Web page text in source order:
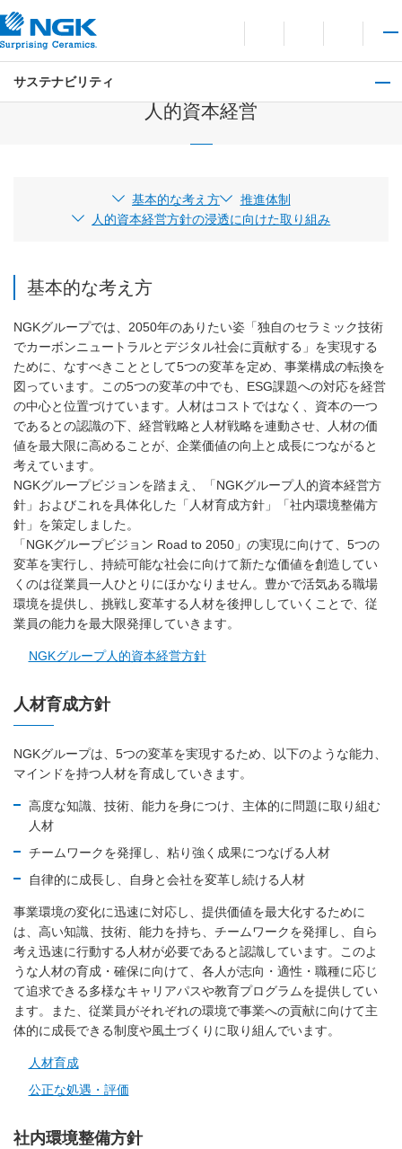
言語切り替えメニュー
サイト内検索を開
お問い合わせ
メイ
サステナビリティ
人的資本経営
基本的な考え方
推進体制
人的資本経営方針の浸透に向けた取り組み
基本的な考え方
NGKグループでは、2050年のありたい姿「独自のセラミック技術
でカーボンニュートラルとデジタル社会に貢献する」を実現する
ために、なすべきこととして5つの変革を定め、事業構成の転換を
図っています。この5つの変革の中でも、ESG課題への対応を経営
の中心と位置づけています。人材はコストではなく、資本の一つ
であるとの認識の下、経営戦略と人材戦略を連動させ、人材の価
値を最大限に高めることが、企業価値の向上と成長につながると
考えています。
NGKグループビジョンを踏まえ、「NGKグループ人的資本経営方
針」およびこれを具体化した「人材育成方針」「社内環境整備方
針」を策定しました。
「NGKグループビジョン Road to 2050」の実現に向けて、5つの
変革を実行し、持続可能な社会に向けて新たな価値を創造してい
くのは従業員一人ひとりにほかなりません。豊かで活気ある職場
環境を提供し、挑戦し変革する人材を後押ししていくことで、従
業員の能力を最大限発揮していきます。
NGKグループ人的資本経営方針
人材育成方針
NGKグループは、5つの変革を実現するため、以下のような能力、
マインドを持つ人材を育成していきます。
高度な知識、技術、能力を身につけ、主体的に問題に取り組む
人材
チームワークを発揮し、粘り強く成果につなげる人材
自律的に成長し、自身と会社を変革し続ける人材
事業環境の変化に迅速に対応し、提供価値を最大化するために
は、高い知識、技術、能力を持ち、チームワークを発揮し、自ら
考え迅速に行動する人材が必要であると認識しています。このよ
うな人材の育成・確保に向けて、各人が志向・適性・職種に応じ
て追求できる多様なキャリアパスや教育プログラムを提供してい
ます。また、従業員がそれぞれの環境で事業への貢献に向けて主
体的に成長できる制度や風土づくりに取り組んでいます。
人材育成
公正な処遇・評価
社内環境整備方針